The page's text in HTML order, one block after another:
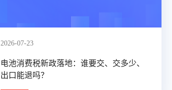
2026-07-23
电池消费税新政落地：谁要交、交多少、
出口能退吗？